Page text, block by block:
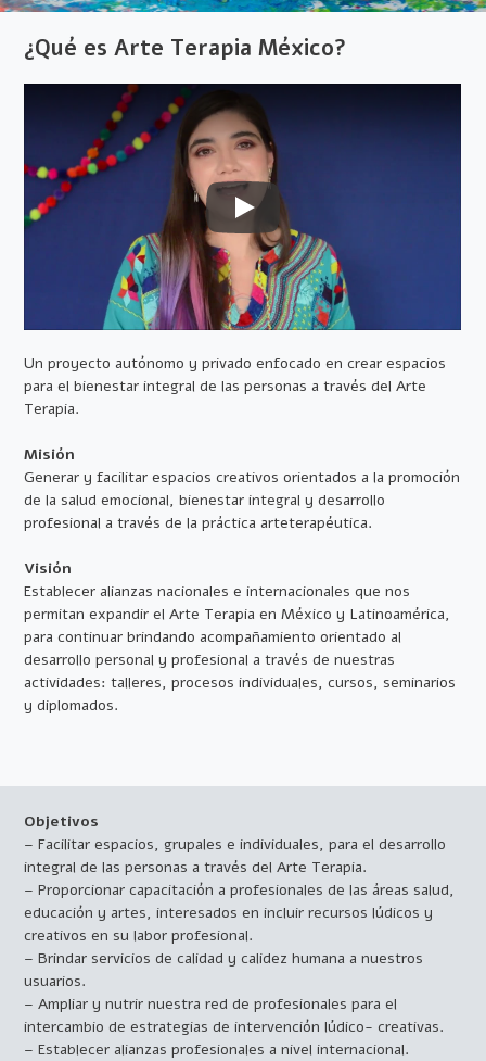
¿Qué es Arte Terapia México?
Un proyecto autónomo y privado enfocado en crear espacios
para el bienestar integral de las personas a través del Arte
Terapia.
Misión
Generar y facilitar espacios creativos orientados a la promoción
de la salud emocional, bienestar integral y desarrollo
profesional a través de la práctica arteterapéutica.
Visión
Establecer alianzas nacionales e internacionales que nos
permitan expandir el Arte Terapia en México y Latinoamérica,
para continuar brindando acompañamiento orientado al
desarrollo personal y profesional a través de nuestras
actividades: talleres, procesos individuales, cursos, seminarios
y diplomados.
Objetivos
– Facilitar espacios, grupales e individuales, para el desarrollo
integral de las personas a través del Arte Terapia.
– Proporcionar capacitación a profesionales de las áreas salud,
educación y artes, interesados en incluir recursos lúdicos y
creativos en su labor profesional.
– Brindar servicios de calidad y calidez humana a nuestros
usuarios.
– Ampliar y nutrir nuestra red de profesionales para el
intercambio de estrategias de intervención lúdico- creativas.
– Establecer alianzas profesionales a nivel internacional.